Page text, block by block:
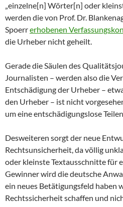
„einzelne[n] Wörter[n] oder
werden die von Prof. Dr.
Spoerrerhobenen
die Urheber nicht geheilt.
Gerade die Säulen des
Journalisten – werden also die
Entschädigung der Urheber –
den Urheber – ist nicht
um eine entschädigungslose
Desweiteren sorgt der neue
Rechtsunsicherheit, da völlig
oder kleinste Textausschnitte für
Gewinner wird die deutsche
ein neues Betätigungsfeld haben
Rechtssicherheit schaffen und